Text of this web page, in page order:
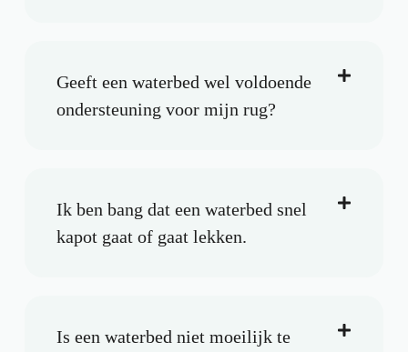
Geeft een waterbed wel voldoende
ondersteuning voor mijn rug?
Ik ben bang dat een waterbed snel
kapot gaat of gaat lekken.
Is een waterbed niet moeilijk te